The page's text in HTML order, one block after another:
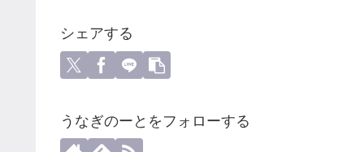
シェアする
うなぎのーとをフォローする